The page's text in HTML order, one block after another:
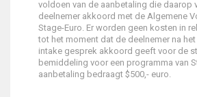
voldoen van de aanbetaling die daarop
deelnemer akkoord met de Algemene
Stage-Euro. Er worden geen kosten in
tot het moment dat de deelnemer na
intake gesprek akkoord geeft voor de
bemiddeling voor een programma van
aanbetaling bedraagt $500,- euro.